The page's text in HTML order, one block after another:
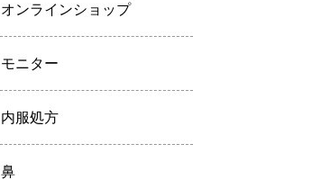
オンラインショップ
モニター
内服処方
鼻